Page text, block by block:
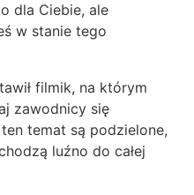
dla Ciebie, ale
w stanie tego
filmik, na którym
zawodnicy się
temat są podzielone,
luźno do całej